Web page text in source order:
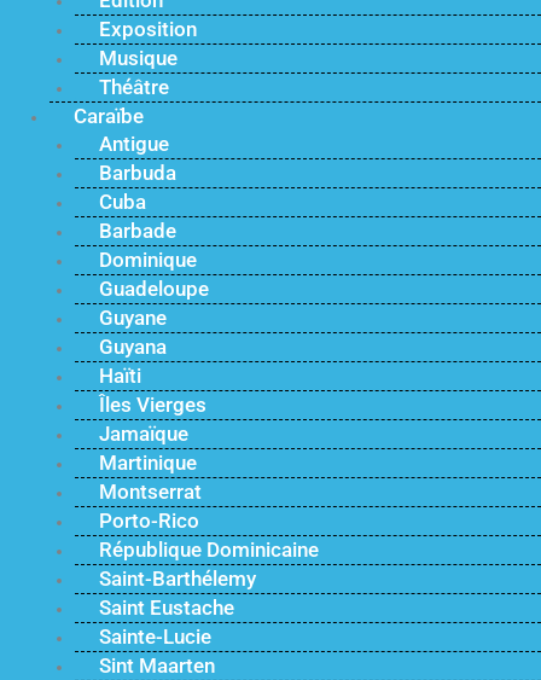
Exposition
Musique
Théâtre
Caraïbe
Antigue
Barbuda
Cuba
Barbade
Dominique
Guadeloupe
Guyane
Guyana
Haïti
Îles Vierges
Jamaïque
Martinique
Montserrat
Porto-Rico
République Dominicaine
Saint-Barthélemy
Saint Eustache
Sainte-Lucie
Sint Maarten